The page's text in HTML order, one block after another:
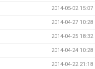
2014-05-02 15:07
2014-04-27 10:28
2014-04-25 18:32
2014-04-24 10:28
2014-04-22 21:18